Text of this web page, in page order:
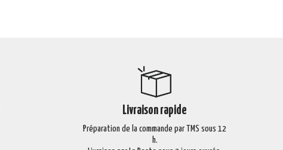
Livraison rapide
Préparation de la commande par TMS sous 12
h.